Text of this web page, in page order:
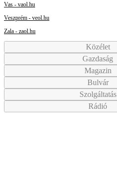
Vas - vaol.hu
Veszprém - veol.hu
Zala - zaol.hu
Közélet
Gazdaság
Magazin
Bulvár
Szolgáltatás
Rádió